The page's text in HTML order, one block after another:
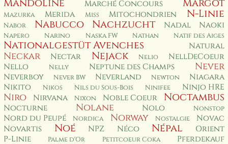
Mandoline Marché Concours Margot
Mazurka Merida Miss Mitochondrien N-Linie
Nabor Nabucco Nachzucht Nadal Naoki
Napero Narino Naska FW Nathan Natif des Aiges
Nationalgestüt Avenches Natural
Neckar Nectar Nejack Nelio
NellDeCoeur
Nello
Nelly Neptune des Champs Never
Neverboy Never BW Neverland Newton
Niagara
Nikito
Nikos Nils du Sous-Bois Ninifee Ninjo HRE
Niro Nirvana Nixon Noble Coeur Noctambus
Nocturne Nolane Nolo Nonstop
Nord du Peupé Nordica Norway Nostalgie
Novac
Novartis
Noé NPZ Néco Népal
Orient
P-Linie
Palme d'Or Petitcoeur Coka Pferdekauf